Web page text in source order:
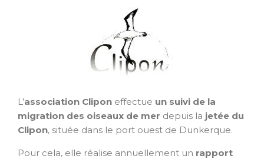
L’association Clipon effectue un suivi de la
migration des oiseaux de mer depuis la jetée du
Clipon, située dans le port ouest de Dunkerque.
Pour cela, elle réalise annuellement un rapport